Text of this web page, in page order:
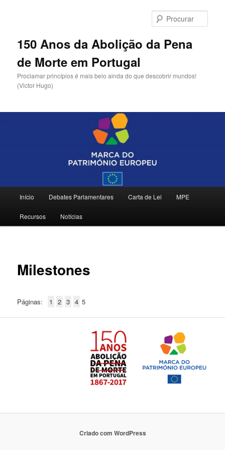
primário150 Anos da Abolição da Pena
de Morte em Portugal
Proclamar princípios é mais belo ainda do que descobrir mundos!
(Victor Hugo)
principal
Início Debates Parlamentares Carta de Lei MPE
Recursos Notícias
Milestones
Páginas: 1 2 3 4 5
Criado com WordPress